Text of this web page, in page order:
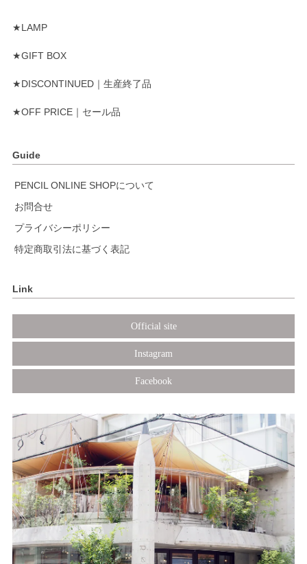
★LAMP
★GIFT BOX
★DISCONTINUED｜生産終了品
★OFF PRICE｜セール品
Guide
PENCIL ONLINE SHOPについて
お問合せ
プライバシーポリシー
特定商取引法に基づく表記
Link
Official site
Instagram
Facebook